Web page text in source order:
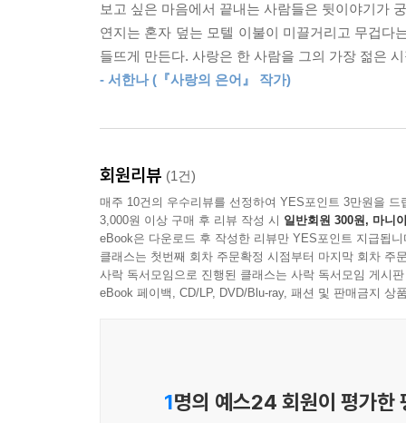
“나는 너를 지켜주고 있어.
그렇게 생각하니 잠들지 못하는 게 아주 괴롭지만
_ 본문 중에서
『그는 잠결에도 나를 꽉 안고는 한다』에는 특
싶지 않은 친구들로 구성된 온실에서 평화롭게
불화하는 마음을 그리기 위해, 살아내기 버거운
기대하는 마음으로 읽어주기를.
생경한 말로 자신을 소개하는 모서리들
_ 「모서리들」 중에서
보고 싶은 마음에서 끝내는 사람들은 뒷이야기가
연지는 혼자 덮는 모텔 이불이 미끌거리고 무겁다
들뜨게 만든다. 사랑은 한 사람을 그의 가장 젊은
- 서한나 (『사랑의 은어』 작가)
회원리뷰 (1건)
매주 10건의 우수리뷰를 선정하여 YES포인트 3만원을 드
3,000원 이상 구매 후 리뷰 작성 시 일반회원 300원, 마니
eBook은 다운로드 후 작성한 리뷰만 YES포인트 지급됩니
클래스는 첫번째 회차 주문확정 시점부터 마지막 회차 주
사락 독서모임으로 진행된 클래스는 사락 독서모임 게시
eBook 페이백, CD/LP, DVD/Blu-ray, 패션 및 판매금지 상
1명의 예스24 회원이 평가한